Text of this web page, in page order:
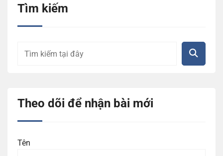
Tìm kiếm
Theo dõi để nhận bài mới
Tên